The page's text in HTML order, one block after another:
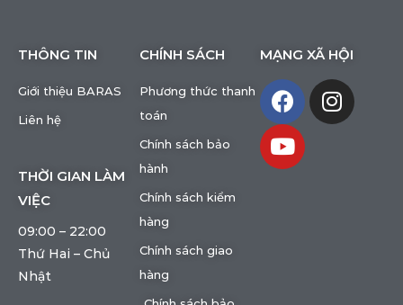
THÔNG TIN
Giới thiệu BARAS
Liên hệ
THỜI GIAN LÀM
VIỆC
09:00 – 22:00
Thứ Hai – Chủ
Nhật
CHÍNH SÁCH
Phương thức thanh
toán
Chính sách bảo
hành
Chính sách kiểm
hàng
Chính sách giao
hàng
MẠNG XÃ HỘI